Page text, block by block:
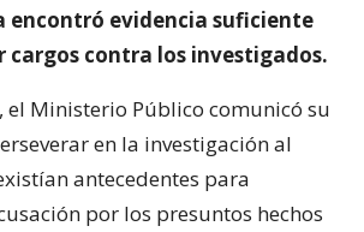
encontró evidencia suficiente
contra los investigados.
el Ministerio Público comunicó su
en la investigación al
antecedentes para
por los presuntos hechos